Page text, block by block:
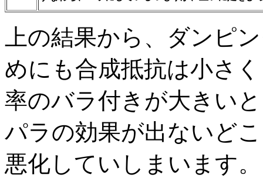
上の結果から、ダンピ
めにも合成抵抗は小さ
率のバラ付きが大きい
パラの効果が出ないど
悪化していしまいます。